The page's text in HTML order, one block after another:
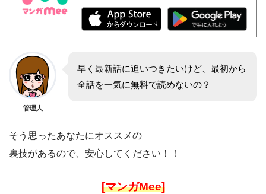
管理人
早く最新話に追いつきたいけど、最初から
全話を一気に無料で読めないの？
そう思ったあなたにオススメの
裏技があるので、安心してください！！
[マンガMee]